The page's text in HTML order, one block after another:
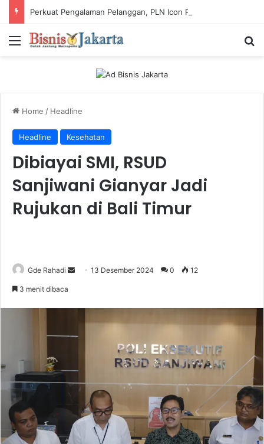
Menu
Home / Headline
Headline Kesehatan
Dibiayai SMI, RSUD
Sanjiwani Gianyar Jadi
Rujukan di Bali Timur
Gde Rahadi
m
a
13 Desember 2024 0 12
3 menit dibaca